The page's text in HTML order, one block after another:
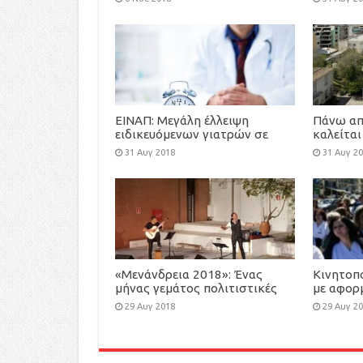
ΕΙΝΑΠ: Μεγάλη έλλειψη
ειδικευόμενων γιατρών σε
πολλές ειδικότητες
31 Αυγ 2018
Πάνω
ΕΝΦΙΑ,
31 Αυγ
«Μενάνδρεια 2018»: Ένας
μήνας γεμάτος πολιτιστικές
εκδηλώσεις από τον Δήμο
Κηφισιάς
29 Αυγ 2018
με
ΔΕΘ
29 Αυγ